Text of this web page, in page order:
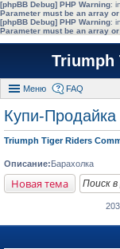
[phpBB Debug] PHP Warning:
Parameter must be an array
[phpBB Debug] PHP Warning:
Parameter must be an array
Triumph
Меню FAQ
Купи-Продайка
Triumph Tiger Riders
Описание:Барахолка
Новая тема